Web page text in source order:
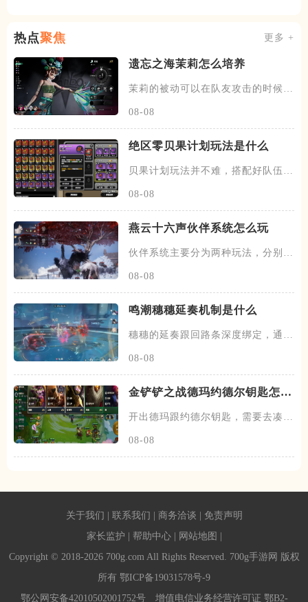
热点聚焦 更多 +
遗忘之海茉莉怎么培养
茉莉的被动可以在队友攻击的时候，
08-08
绝区零贝果计划玩法是什么
贝果计划玩法并不难，搭配好队伍和
08-08
燕云十六声伙伴系统怎么玩
伙伴系统主要分为两种玩法，分别是
08-08
鸣潮穗穗延奏机制是什么
穗穗的延奏跟回路条深度绑定，通过
08-08
金铲铲之战德玛约德尔钥匙怎么
开出德玛跟约德尔钥匙，需要去凑约
08-08
关于我们 联系我们 商务洽谈
免责声明
家长监护
帮助中心 网站地图
Copyright © 2018-2026 700g.com All Rights Reserved. 700g手游网 版权
所有 鄂ICP备19031578号-9
鄂公网安备42010502001752号增值电信业务经营许可证 鄂B2-